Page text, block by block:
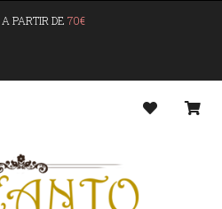
A PARTIR DE 70€